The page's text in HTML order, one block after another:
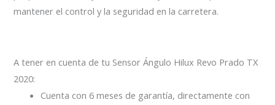
mantener el control y la seguridad en la carretera.
A tener en cuenta de tu Sensor Ángulo Hilux Revo Prado TX
2020:
Cuenta con 6 meses de garantía, directamente con